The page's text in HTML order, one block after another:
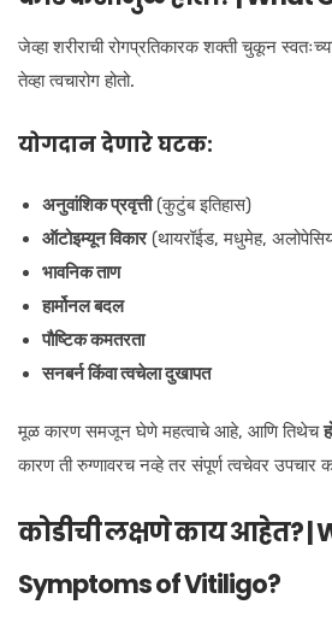
जेव्हा शरीराची रोगप्रतिकारक शक्ती चुकून
तेव्हा त्वचारोग होतो.
योगदान देणारे घटक:
अनुवांशिक प्रवृत्ती(कुटुंब इतिहास)
ऑटोइम्यून विकार(थायरॉईड, मधुमेह,
भावनिक ताण
हार्मोनल बदल
पौष्टिक कमतरता
सनबर्न किंवा त्वचेला दुखापत
मूळ कारण समजून घेणे महत्वाचे आहे, आणि तिथेच
कारण ती रुग्णावरच नव्हे तर संपूर्ण त्वचेवर उपचार
कोडीची लक्षणे काय आहेत? |
Symptoms of Vitiligo?